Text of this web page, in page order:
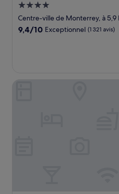
Hébergement
4.0 étoiles
Centre-ville de Monterrey, à 5,9
9.4
9,4/10 Exceptionnel (1 321 avis)